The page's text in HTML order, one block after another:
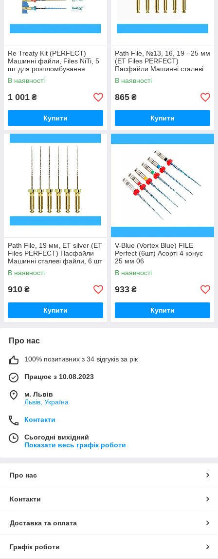
Re Treaty Kit (PERFECT)
Машинні файли, Files NiTi, 5
шт для розпломбування
В наявності
1 001 ₴
Купити
Path File, №13, 16, 19 - 25 мм
(ET Files PERFECT)
Пасфайли Машинні сталеві
файли, 6 шт
В наявності
865 ₴
Купити
Path File, 19 мм, ET silver (ET
Files PERFECT) Пасфайли
Машинні сталеві файли, 6 шт
В наявності
910 ₴
Купити
V-Blue (Vortex Blue) FILE
Perfect (6шт) Асорті 4 конус
25 мм 06
В наявності
933 ₴
Купити
Про нас
100% позитивних з 34 відгуків за рік
Працює з 10.08.2023
м. Львів
Львів, Україна
Контакти
Сьогодні вихідний
Показати весь графік роботи
Про нас
Контакти
Доставка та оплата
Графік роботи